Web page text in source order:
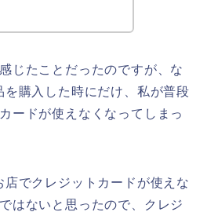
じたことだったのですが、な
購入した時にだけ、私が普段
ードが使えなくなってしまっ
でクレジットカードが使えな
はないと思ったので、クレジ